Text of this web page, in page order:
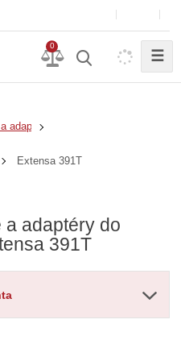
0
☰
adaptéry
Extensa 391T
a adaptéry do
391T